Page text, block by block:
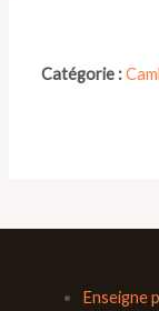
Catégorie :
Enseigne